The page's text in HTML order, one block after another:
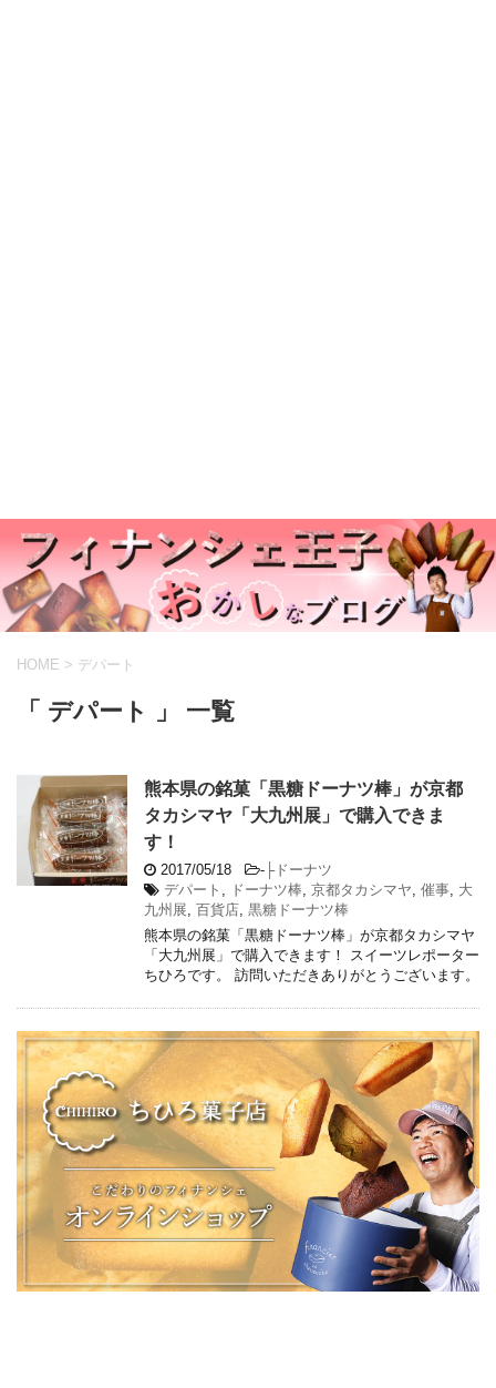
HOME > デパート
「 デパート 」 一覧
熊本県の銘菓「黒糖ドーナツ棒」が京都
タカシマヤ「大九州展」で購入できま
す！
2017/05/18 - ├ドーナツ
デパート
ドーナツ棒 京都タカシマヤ 催事 大
九州展 百貨店 黒糖ドーナツ棒
熊本県の銘菓「黒糖ドーナツ棒」が京都タカシマヤ
「大九州展」で購入できます！ スイーツレポーター
ちひろです。 訪問いただきありがとうございます。